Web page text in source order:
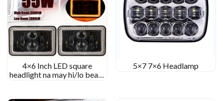
4×6 Inch LED square
headlight na may hi/lo beam
5×7 7×6 Headlamp